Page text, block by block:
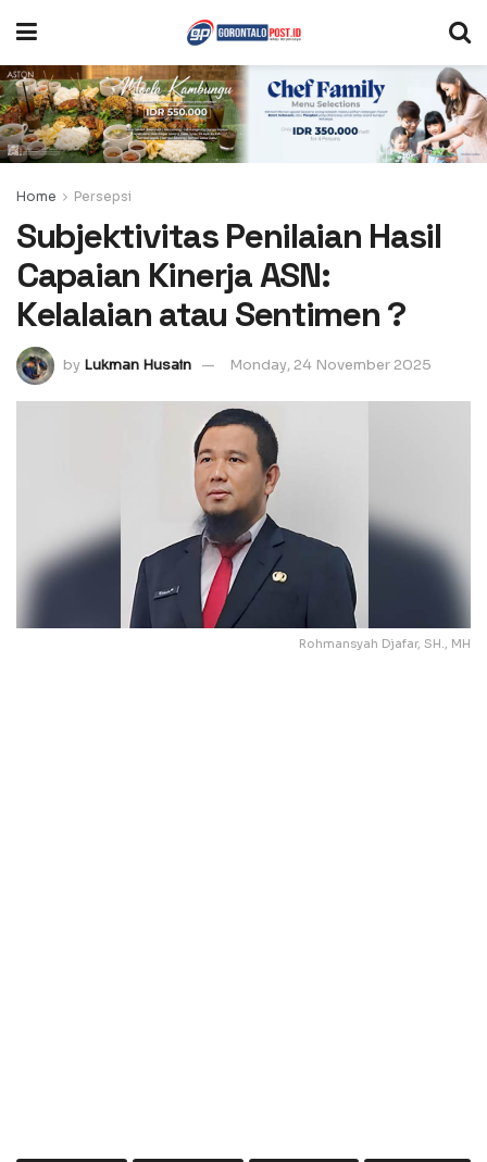
Home Persepsi
Subjektivitas Penilaian Hasil
Capaian Kinerja ASN:
Kelalaian atau Sentimen ?
by Lukman Husain Monday, 24 November 2025
Rohmansyah Djafar, SH., MH